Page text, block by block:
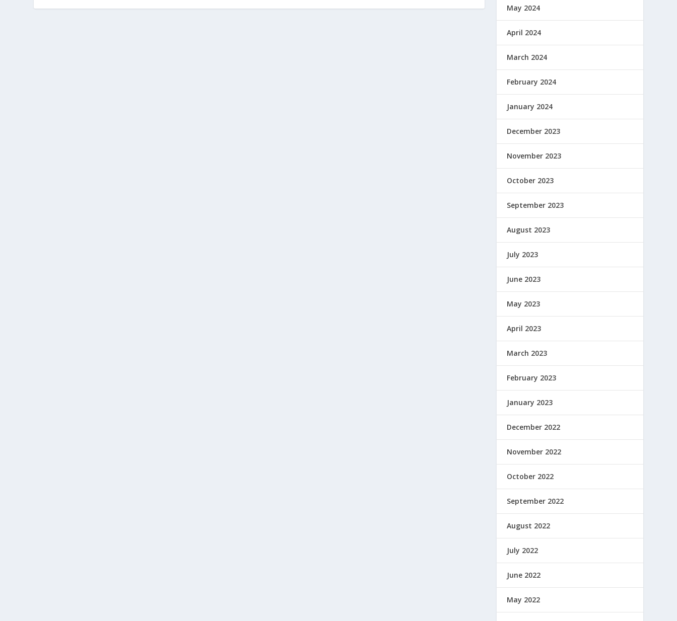
May 2024
April 2024
March 2024
February 2024
January 2024
December 2023
November 2023
October 2023
September 2023
August 2023
July 2023
June 2023
May 2023
April 2023
March 2023
February 2023
January 2023
December 2022
November 2022
October 2022
September 2022
August 2022
July 2022
June 2022
May 2022